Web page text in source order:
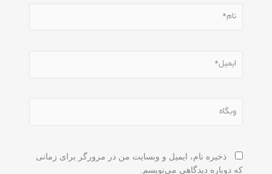
ذخیره نام، ایمیل و وبسایت من در مرورگر برای زمانی
که دوباره دیدگاهی می‌نویسم.